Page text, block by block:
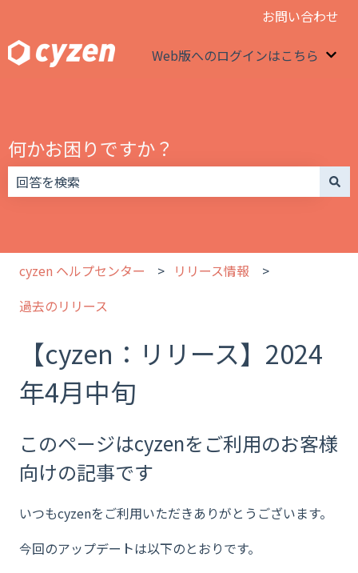
お問い合わせ
Web版へのログインはこちら
何かお困りですか？
cyzen ヘルプセンター
リリース情報
過去のリリース
【cyzen：リリース】2024
年4月中旬
このページはcyzenをご利用のお客様
向けの記事です
いつもcyzenをご利用いただきありがとうございます。
今回のアップデートは以下のとおりです。